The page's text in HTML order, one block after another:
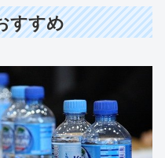
すすめ